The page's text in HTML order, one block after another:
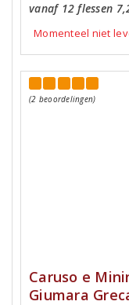
vanaf 12 flessen
Momenteel niet
(2 beoordelingen)
Caruso e
Giumara